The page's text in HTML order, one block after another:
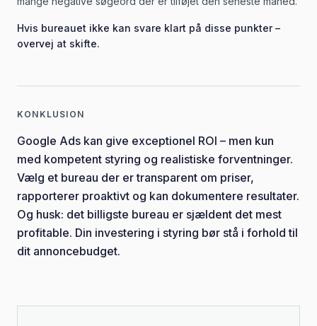
Hvis bureauet ikke kan svare klart på disse punkter –
overvej at skifte.
KONKLUSION
Google Ads kan give exceptionel ROI – men kun
med kompetent styring og realistiske forventninger.
Vælg et bureau der er transparent om priser,
rapporterer proaktivt og kan dokumentere resultater.
Og husk: det billigste bureau er sjældent det mest
profitable. Din investering i styring bør stå i forhold til
dit annoncebudget.